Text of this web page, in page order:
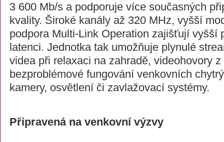
3 600 Mb/s a podporuje více současných
kvality. Široké kanály až 320 MHz, vyšší
podpora Multi-Link Operation zajišťují vyšší
latenci. Jednotka tak umožňuje plynulé
videa při relaxaci na zahradě, videohovory
bezproblémové fungování venkovních
kamery, osvětlení či zavlažovací systémy.
Připravená na venkovní výzvy